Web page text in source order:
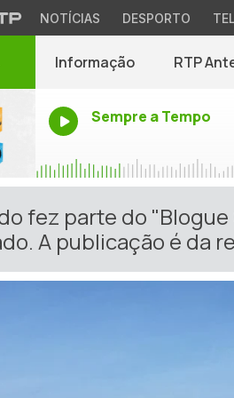
NOTÍCIAS DESPORTO
Informação RTP
Sempre a Tempo
fez parte do
A publicação é da